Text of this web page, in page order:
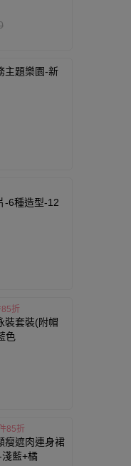
主題樂園-新
-6種造型-12
85折
裝套裝(附帽
色
85折
瘦遮肉連身裙
藍+橘